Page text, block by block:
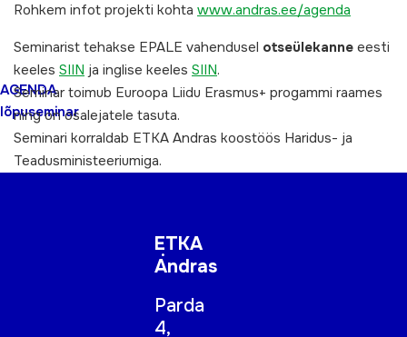
AGENDA
lõpuseminar
Rohkem infot projekti kohta www.andras.ee/agenda
Seminarist tehakse EPALE vahendusel otseülekanne eesti
keeles SIIN ja inglise keeles SIIN.
Seminar toimub Euroopa Liidu Erasmus+ progammi raames
ning on osalejatele tasuta.
Seminari korraldab ETKA Andras koostöös Haridus- ja
Teadusministeeriumiga.
ETKA
Andras
Parda
4,